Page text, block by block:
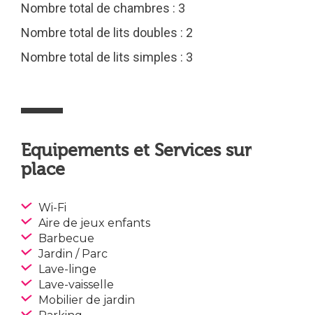
Nombre total de chambres : 3
Nombre total de lits doubles : 2
Nombre total de lits simples : 3
Equipements et Services sur
place
Wi-Fi
Aire de jeux enfants
Barbecue
Jardin / Parc
Lave-linge
Lave-vaisselle
Mobilier de jardin